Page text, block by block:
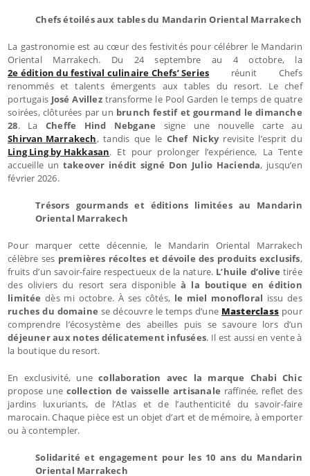
Chefs étoilés aux tables du Mandarin Oriental Marrakech
La gastronomie est au cœur des festivités pour célébrer le Mandarin
Oriental Marrakech. Du 24 septembre au 4 octobre, la
2e édition du festival culinaire Chefs’ Series réunit Chefs
renommés et talents émergents aux tables du resort. Le chef
portugais José Avilleztransforme le Pool Garden le temps de quatre
soirées, clôturées par un brunch festif et gourmand le dimanche
28. LaCheffe Hind Nebgane signe une nouvelle carte au
Shirvan Marrakech, tandis que le Chef Nicky revisite l’esprit du
Ling Ling by Hakkasan. Et pour prolonger l’expérience, La Tente
accueille un takeover inédit signé Don Julio Hacienda, jusqu’en
février 2026.
Trésors gourmands et éditions limitées au Mandarin
Oriental Marrakech
Pour marquer cette décennie, le Mandarin Oriental Marrakech
célèbre ses premières récoltes et dévoile des produits exclusifs,
fruits d’un savoir-faire respectueux de la nature. L’huile d’olive tirée
des oliviers du resort sera disponibleà la boutique en édition
limitée dès mi octobre. À ses côtés, le miel monofloral issu des
ruches du domaine se découvre le temps d’une Masterclass pour
comprendre l’écosystème des abeilles puis se savoure lors d’un
déjeuner aux notes délicatement infusées. Il est aussi en vente à
la boutique du resort.
En exclusivité, unecollaboration avec la marque Chabi Chic
propose une collection de vaisselle artisanale raffinée, reflet des
jardins luxuriants, de l’Atlas et de l’authenticité du savoir-faire
marocain. Chaque pièce est un objet d’art et de mémoire, à emporter
ou à contempler.
Solidarité et engagement pour les 10 ans du Mandarin
Oriental Marrakech